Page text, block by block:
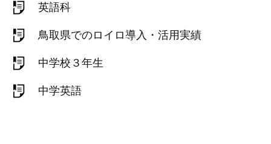
英語科
鳥取県でのロイロ導入・活用実績
中学校３年生
中学英語